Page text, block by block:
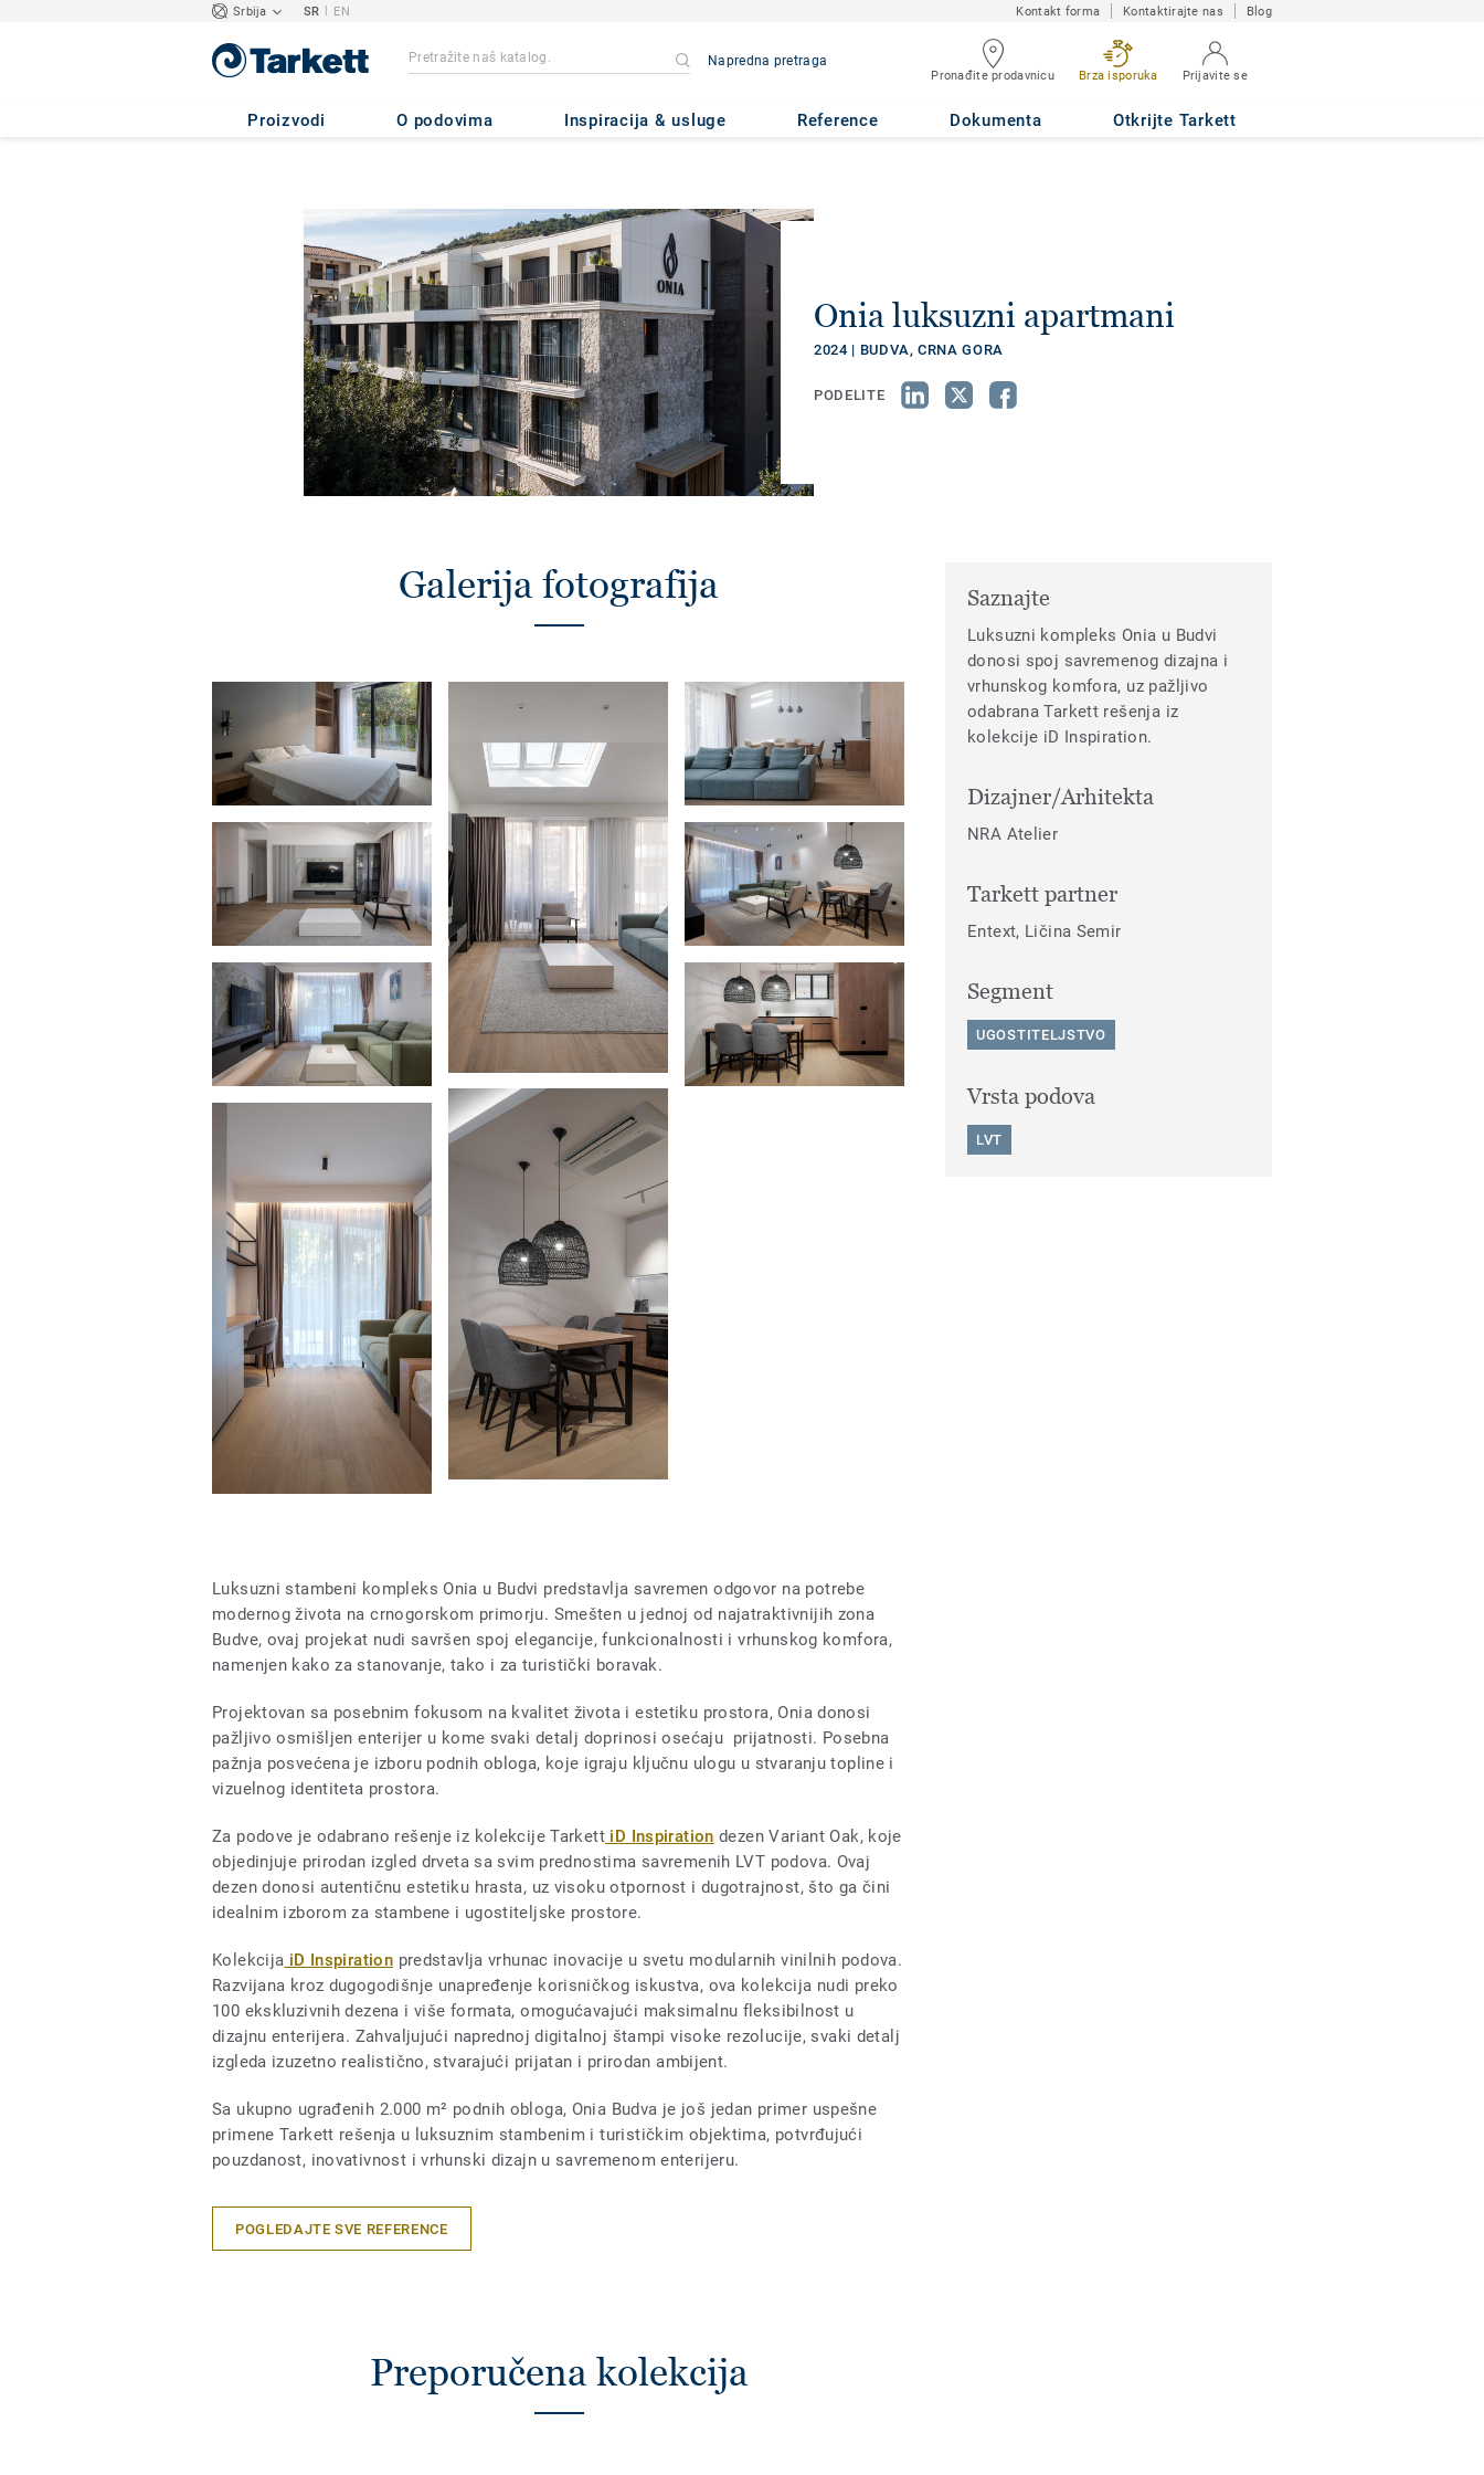
Srbija SR | EN Kontakt forma Kontaktirajte nas Blog
Napredna pretraga
Pronađite prodavnicu Brza isporuka Prijavite se
Proizvodi O podovima Inspiracija & usluge Reference Dokumenta Otkrijte Tarkett
Onia luksuzni apartmani
2024 | BUDVA, CRNA GORA
PODELITE
Galerija fotografija
Luksuzni stambeni kompleks Onia u Budvi predstavlja savremen odgovor na potrebe
modernog života na crnogorskom primorju. Smešten u jednoj od najatraktivnijih zona
Budve, ovaj projekat nudi savršen spoj elegancije, funkcionalnosti i vrhunskog komfora,
namenjen kako za stanovanje, tako i za turistički boravak.
Projektovan sa posebnim fokusom na kvalitet života i estetiku prostora, Onia donosi
pažljivo osmišljen enterijer u kome svaki detalj doprinosi osećaju prijatnosti. Posebna
pažnja posvećena je izboru podnih obloga, koje igraju ključnu ulogu u stvaranju topline i
vizuelnog identiteta prostora.
Za podove je odabrano rešenje iz kolekcije Tarkett iD Inspiration dezen Variant Oak, koje
objedinjuje prirodan izgled drveta sa svim prednostima savremenih LVT podova. Ovaj
dezen donosi autentičnu estetiku hrasta, uz visoku otpornost i dugotrajnost, što ga čini
idealnim izborom za stambene i ugostiteljske prostore.
Kolekcija iD Inspiration predstavlja vrhunac inovacije u svetu modularnih vinilnih podova.
Razvijana kroz dugogodišnje unapređenje korisničkog iskustva, ova kolekcija nudi preko
100 ekskluzivnih dezena i više formata, omogućavajući maksimalnu fleksibilnost u
dizajnu enterijera. Zahvaljujući naprednoj digitalnoj štampi visoke rezolucije, svaki detalj
izgleda izuzetno realistično, stvarajući prijatan i prirodan ambijent.
Sa ukupno ugrađenih 2.000 m² podnih obloga, Onia Budva je još jedan primer uspešne
primene Tarkett rešenja u luksuznim stambenim i turističkim objektima, potvrđujući
pouzdanost, inovativnost i vrhunski dizajn u savremenom enterijeru.
POGLEDAJTE SVE REFERENCE
Preporučena kolekcija
Saznajte
Luksuzni kompleks Onia u Budvi
donosi spoj savremenog dizajna i
vrhunskog komfora, uz pažljivo
odabrana Tarkett rešenja iz
kolekcije iD Inspiration.
Dizajner/Arhitekta
NRA Atelier
Tarkett partner
Entext, Ličina Semir
Segment
UGOSTITELJSTVO
Vrsta podova
LVT